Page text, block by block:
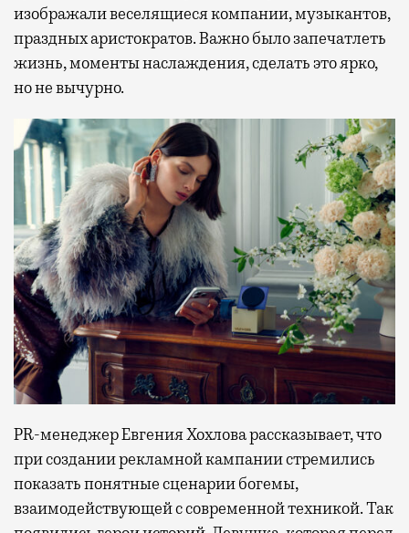
изображали веселящиеся компании, музыкантов,
праздных аристократов. Важно было запечатлеть
жизнь, моменты наслаждения, сделать это ярко,
но не вычурно.
PR-менеджер Евгения Хохлова рассказывает, что
при создании рекламной кампании стремились
показать понятные сценарии богемы,
взаимодействующей с современной техникой. Так